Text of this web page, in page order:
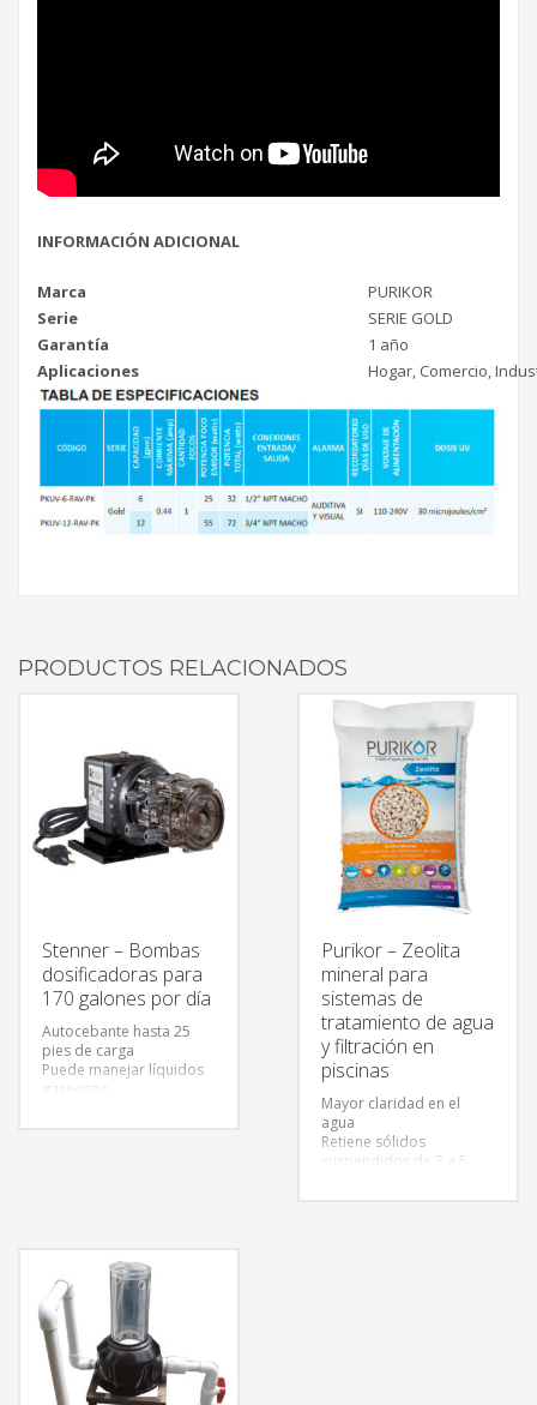
INFORMACIÓN ADICIONAL
Marca
PURIKOR
Serie
SERIE GOLD
Garantía
1 año
Aplicaciones
Hogar, Comercio,
PRODUCTOS RELACIONADOS
Stenner – Bombas
dosificadoras para
170 galones por día
Autocebante hasta 25
pies de carga
Puede manejar líquidos
gaseosos
Purikor – Zeolita
mineral para
sistemas de
tratamiento de agua
y filtración en
piscinas
Mayor claridad en el
agua
Retiene sólidos
suspendidos de 3 a 5